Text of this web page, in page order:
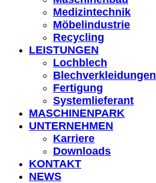
Medizintechnik
Möbelindustrie
Recycling
LEISTUNGEN
Lochblech
Blechverkleidungen
Fertigung
Systemlieferant
MASCHINENPARK
UNTERNEHMEN
Karriere
Downloads
KONTAKT
NEWS